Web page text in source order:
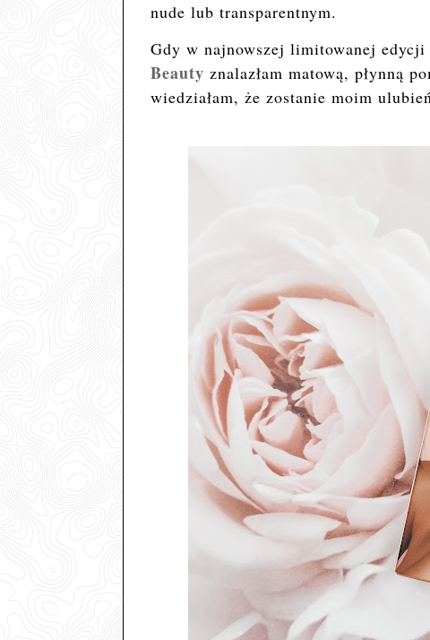
nude lub transparentnym.
Gdy w najnowszej limitowanej
Beauty znalazłam matową, płynną
wiedziałam, że zostanie moim